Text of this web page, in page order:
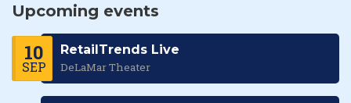
Upcoming events
10
SEP
RetailTrends Live
DeLaMar Theater